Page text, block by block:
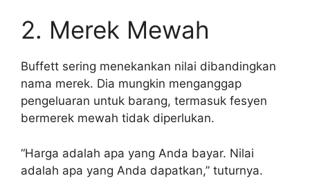
2. Merek Mewah
Buffett sering menekankan nilai dibandingkan
nama merek. Dia mungkin menganggap
pengeluaran untuk barang, termasuk fesyen
bermerek mewah tidak diperlukan.
“Harga adalah apa yang Anda bayar. Nilai
adalah apa yang Anda dapatkan,” tuturnya.